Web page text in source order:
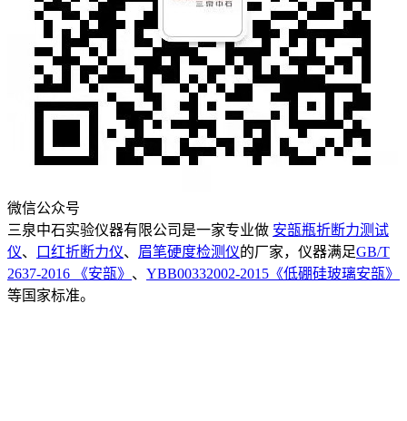
微信公众号
三泉中石实验仪器有限公司是一家专业做 安瓿瓶折断力测试
仪、 口红折断力仪、 眉笔硬度检测仪的厂家，仪器满足GB/T
2637-2016 《安瓿》 、 YBB00332002-2015《低硼硅玻璃安瓿》
等国家标准。